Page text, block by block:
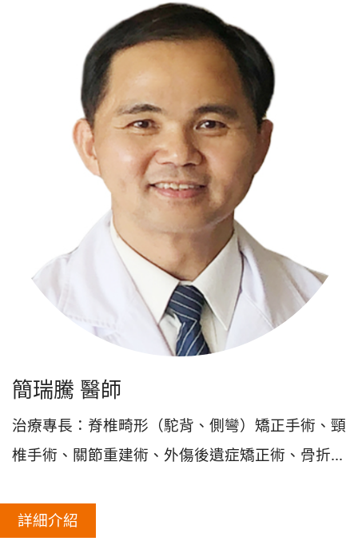
簡瑞騰 醫師
治療專長：脊椎畸形（駝背、側彎）矯正手術、頸
椎手術、關節重建術、外傷後遺症矯正術、骨折...
詳細介紹